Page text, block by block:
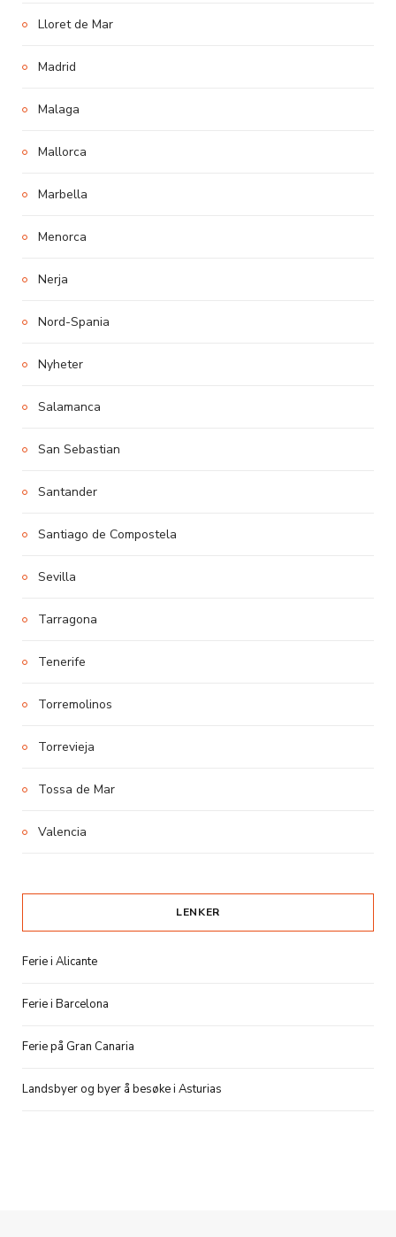
Lloret de Mar
Madrid
Malaga
Mallorca
Marbella
Menorca
Nerja
Nord-Spania
Nyheter
Salamanca
San Sebastian
Santander
Santiago de Compostela
Sevilla
Tarragona
Tenerife
Torremolinos
Torrevieja
Tossa de Mar
Valencia
LENKER
Ferie i Alicante
Ferie i Barcelona
Ferie på Gran Canaria
Landsbyer og byer å besøke i Asturias